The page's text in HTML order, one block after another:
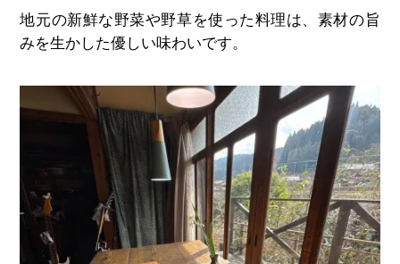
地元の新鮮な野菜や野草を使った料理は、素材の旨
みを生かした優しい味わいです。